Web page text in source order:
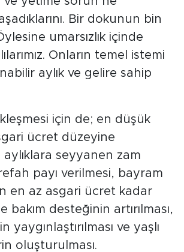
Bir dokunun bin
umarsızlık içinde
Onların temel istemi
aylık ve gelire sahip
için de; en düşük
ücret düzeyine
seyyanen zam
payı verilmesi, bayram
en az asgari ücret kadar
bakım desteğinin artırılması,
yaygınlaştırılması ve yaşlı
oluşturulması.